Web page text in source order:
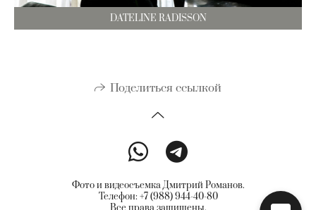
DATELINE RADISSON
Поделиться ссылкой
Фото и видеосъемка Дмитрий Романов.
Телефон: +7 (988) 944-40-80